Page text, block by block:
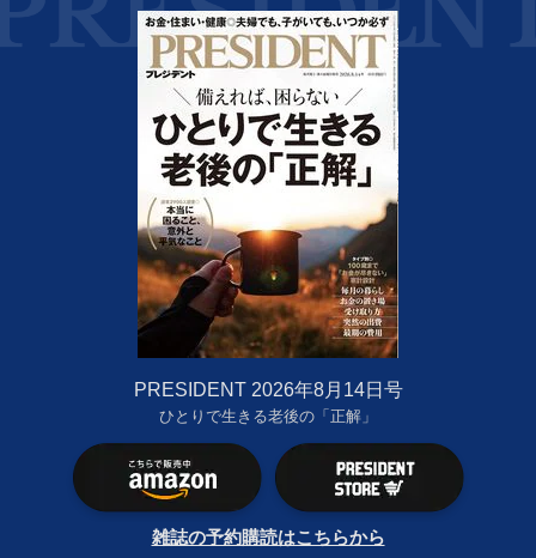
PRESIDENT 2026年8月14日号
ひとりで生きる老後の「正解」
雑誌の予約購読はこちらから